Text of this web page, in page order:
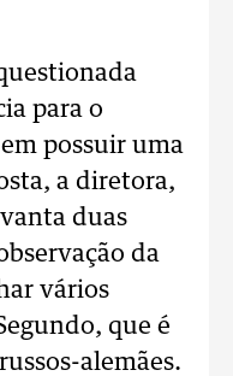
para o
possuir uma
a diretora,
duas
da
vários
que é
alemães.